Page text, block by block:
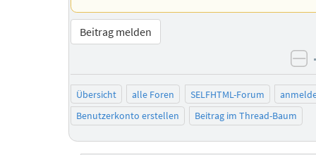
Beitrag melden
Übersicht alle Foren SELFHTML-Forum
Benutzerkonto erstellen
Beitrag im Thread-Baum